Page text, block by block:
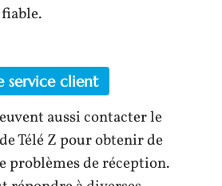
service client
aussi contacter le
Télé Z pour obtenir de
problèmes de réception.